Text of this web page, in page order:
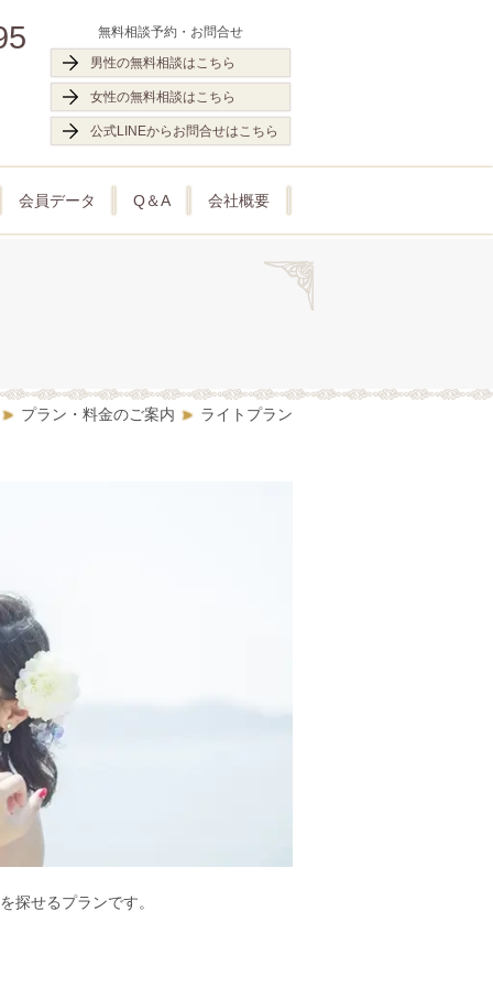
無料相談予約・お問合せ
男性の無料相談はこちら
女性の無料相談はこちら
公式LINEからお問合せはこちら
会員データ Q＆A 会社概要
プラン・料金のご案内 ライトプラン
探せるプランです。